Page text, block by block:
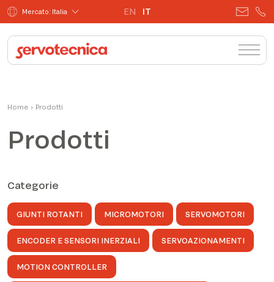
Mercato: Italia EN IT
Home › Prodotti
Prodotti
Categorie
GIUNTI ROTANTI MICROMOTORI SERVOMOTORI
ENCODER E SENSORI INERZIALI SERVOAZIONAMENTI
MOTION CONTROLLER